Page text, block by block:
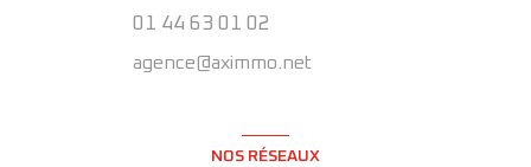
01 44 63 01 02
agence@aximmo.net
NOS RÉSEAUX